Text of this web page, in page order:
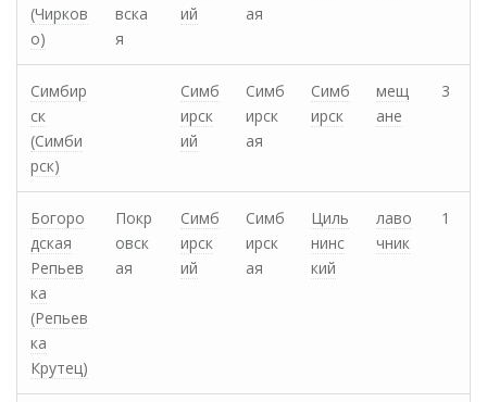
(Чирков
о)
вска
я
ий
ая
Симбир
ск
(Симби
рск)
Симб
ирск
ий
Симб
ирск
ая
Симб
ирск
мещ
ане
3
Богоро
дская
Репьев
ка
(Репьев
ка
Крутец)
Покр
овск
ая
Симб
ирск
ий
Симб
ирск
ая
Циль
нинс
кий
лаво
чник
1